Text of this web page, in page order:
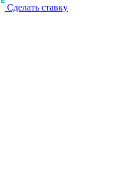
Сделать ставку